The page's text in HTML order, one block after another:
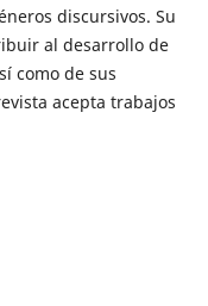
discursivos. Su
al desarrollo de
como de sus
acepta trabajos